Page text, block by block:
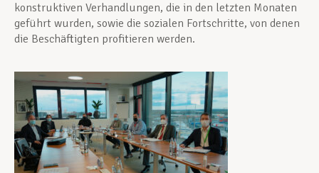
konstruktiven Verhandlungen, die in den letzten Monaten
geführt wurden, sowie die sozialen Fortschritte, von denen
die Beschäftigten profitieren werden.